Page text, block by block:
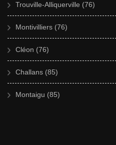
Trouville-Alliquerville (76)
Montivilliers (76)
Cléon (76)
Challans (85)
Montaigu (85)